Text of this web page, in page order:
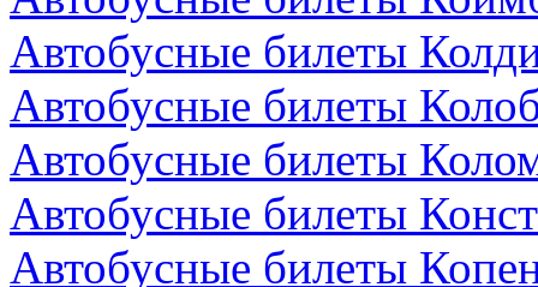
Автобусные билеты
Автобусные билеты
Автобусные билеты
Автобусные билеты
Автобусные билеты